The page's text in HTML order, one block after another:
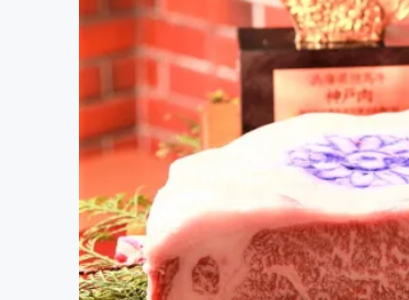
ビジネス・起業
まちづくり・地域活性化